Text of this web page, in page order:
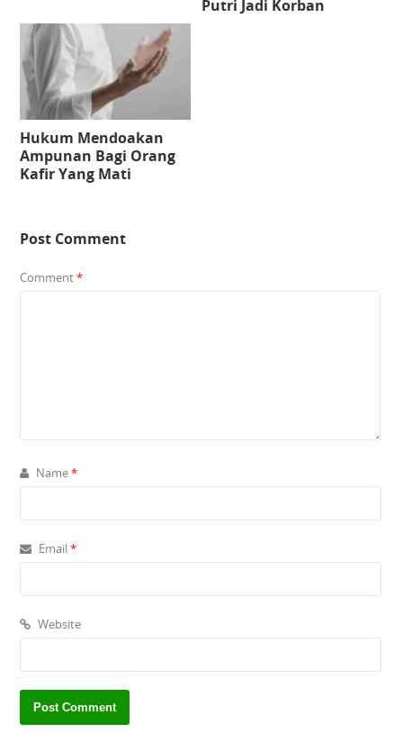
Putri Jadi Korban
Hukum Mendoakan
Ampunan Bagi Orang
Kafir Yang Mati
Post Comment
Comment*
Name*
Email*
Website